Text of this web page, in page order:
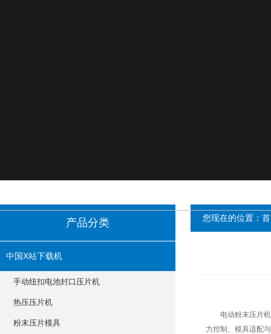
产品分类
中国X站下载机
手动纽扣电池封口压片机
热压压片机
粉末压片模具
您现在的位置：
电动粉末压片机是实
力控制、模具适